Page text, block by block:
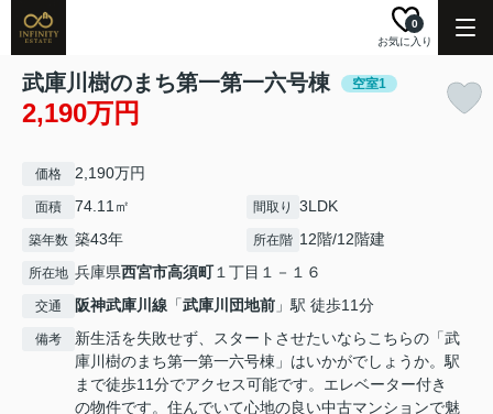
お気に入り
0
武庫川樹のまち第一第一六号棟 空室1
2,190万円
価格 2,190万円
面積 74.11㎡ 間取り 3LDK
築年数 築43年 所在階 12階/12階建
所在地 兵庫県西宮市高須町１丁目１－１６
交通 阪神武庫川線 「武庫川団地前 」駅 徒歩11分
備考
新生活を失敗せず、スタートさせたいならこちらの「武
庫川樹のまち第一第一六号棟」はいかがでしょうか。駅
まで徒歩11分でアクセス可能です。エレベーター付き
の物件です。住んでいて心地の良い中古マンションで魅